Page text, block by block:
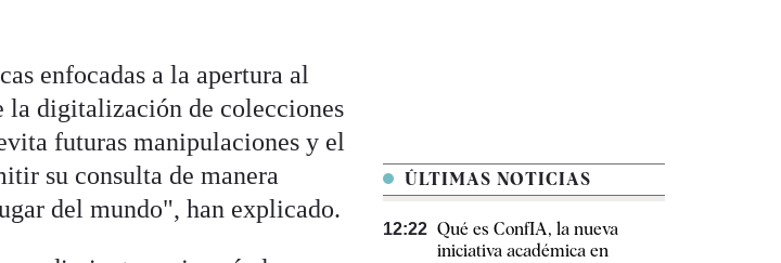
enfocadas a la apertura al
digitalización de colecciones
futuras manipulaciones y el
su consulta de manera
del mundo", han explicado.
ÚLTIMAS NOTICIAS
12:22 Qué es ConfIA, la nueva
iniciativa académica en